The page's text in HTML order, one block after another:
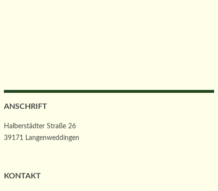
ANSCHRIFT
Halberstädter Straße 26
39171 Langenweddingen
KONTAKT